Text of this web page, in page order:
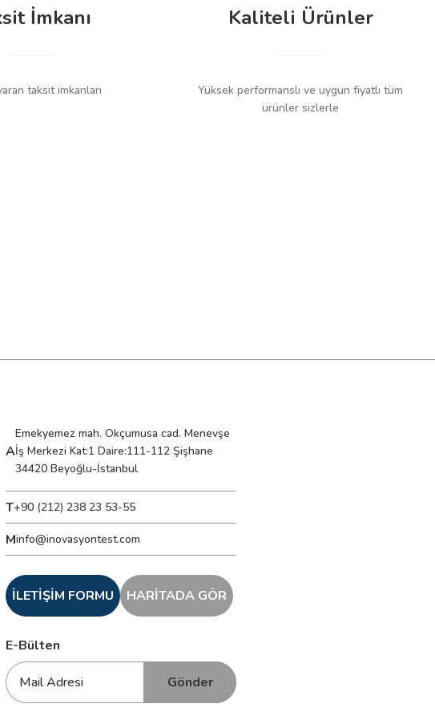
İmkanı
taksit imkanları
Kaliteli Ürünler
Yüksek performanslı ve uygun fiyatlı tüm
ürünler sizlerle
A
Emekyemez mah. Okçumusa cad. Menevşe
İş Merkezi Kat:1 Daire:111-112 Şişhane
34420 Beyoğlu-İstanbul
T+90 (212) 238 23 53-55
Minfo@inovasyontest.com
İLETİŞİM FORMU HARİTADA GÖR
E-Bülten
Gönder